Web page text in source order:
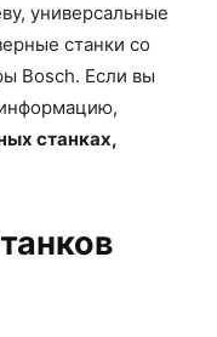
универсальные
станки со
Bosch. Если вы
станках,